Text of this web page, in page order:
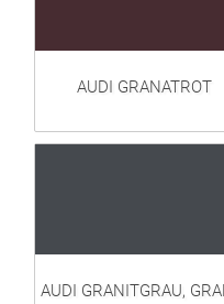
AUDI GRANATROT
AUDI GRANITGRAU,